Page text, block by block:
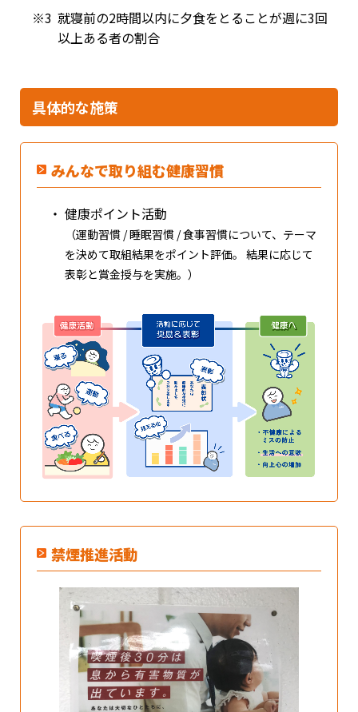
※3 就寝前の2時間以内に夕食をとることが週に3回
以上ある者の割合
具体的な施策
みんなで取り組む健康習慣
・ 健康ポイント活動
（運動習慣 / 睡眠習慣 / 食事習慣について、テーマ
を決めて取組結果をポイント評価。 結果に応じて
表彰と賞金授与を実施。）
禁煙推進活動